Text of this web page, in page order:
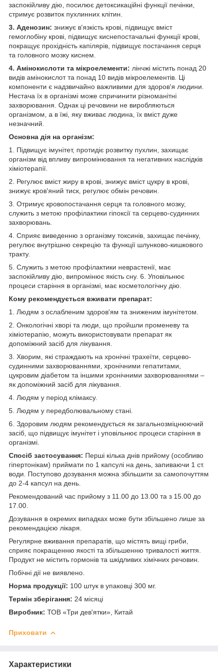
заспокійливу дію, посилює детоксикаційні функції печінки,
стримує розвиток пухлинних клітин.
3. Аденозин: знижує в'язкість крові, підвищує вміст
гемоглобіну крові, підвищує киснепостачальні функції крові,
покращує прохідність капілярів, підвищує постачання серця
та головного мозку киснем.
4. Амінокислоти та мікроелементи: лінчжі містить понад 20
видів амінокислот та понад 10 видів мікроелементів. Ці
компоненти є надзвичайно важливими для здоров'я людини.
Нестача їх в організмі може спричинити різноманітні
захворювання. Однак ці речовини не виробляються
організмом, а в їжі, яку вживає людина, їх вміст дуже
незначний.
Основна дія на організм:
1. Підвищує імунітет, протидіє розвитку пухлин, захищає
організм від впливу випромінювання та негативних наслідків
хіміотерапії.
2. Регулює вміст жиру в крові, знижує вміст цукру в крові,
знижує кров'яний тиск, регулює обмін речовин.
3. Отримує кровопостачання серця та головного мозку,
служить з метою профілактики гіпоксії та серцево-судинних
захворювань.
4. Сприяє виведенню з організму токсинів, захищає печінку,
регулює внутрішню секрецію та функції шлунково-кишкового
тракту.
5. Служить з метою профілактики неврастенії, має
заспокійливу дію, випромінює якість сну. 6. Уповільнює
процеси старіння в організмі, має косметологічну дію.
Кому рекомендується вживати препарат:
1. Людям з ослабленим здоров'ям та зниженим імунітетом.
2. Онкологічні хворі та люди, що пройшли променеву та
хіміотерапію, можуть використовувати препарат як
допоміжний засіб для лікування.
3. Хворим, які страждають на хронічні трахеїти, серцево-
судинними захворюваннями, хронічними гепатитами,
цукровим діабетом та іншими хронічними захворюваннями –
як допоміжний засіб для лікування.
4. Людям у період клімаксу.
5. Людям у передболювальному стані.
6. Здоровим людям рекомендується як загальнозміцнюючий
засіб, що підвищує імунітет і уповільнює процеси старіння в
організмі.
Спосіб застосування: Перші кілька днів прийому (особливо
гіпертонікам) приймати по 1 капсулі на день, запиваючи 1 ст.
води. Поступово дозування можна збільшити за самопочуттям
до 2-4 капсул на день.
Рекомендований час прийому з 11.00 до 13.00 та з 15.00 до
17.00.
Дозування в окремих випадках може бути збільшено лише за
рекомендацією лікаря.
Регулярне вживання препаратів, що містять вищі гриби,
сприяє покращенню якості та збільшенню тривалості життя.
Продукт не містить гормонів та шкідливих хімічних речовин.
Побічні дії не виявлено.
Норма продукції: 100 штук в упаковці 300 мг.
Термін зберігання: 24 місяці
Виробник: ТОВ «Три дев'ятки», Китай
Приховати
Характеристики